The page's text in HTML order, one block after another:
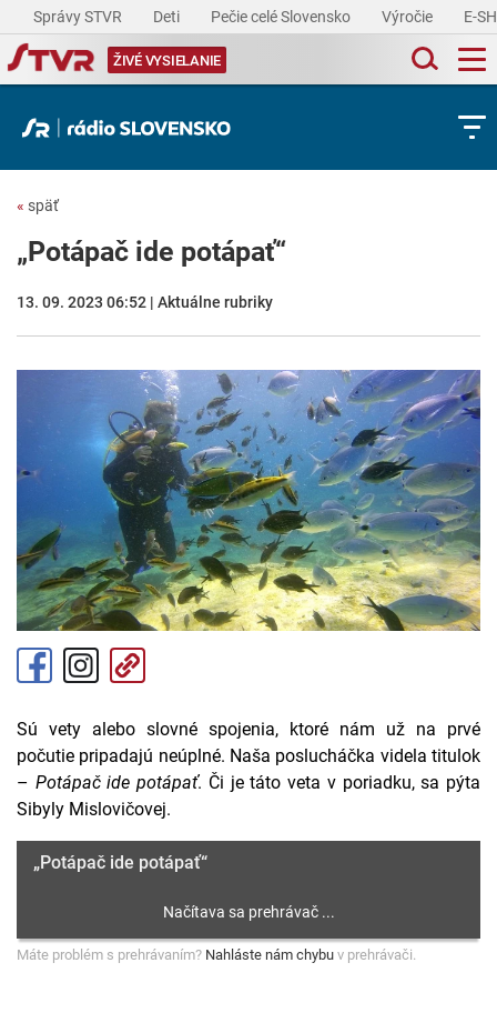
Správy STVR Deti Pečie celé Slovensko Výročie E-
ŽIVÉ VYSIELANIE
« späť
„Potápač ide potápať“
13. 09. 2023 06:52 | Aktuálne rubriky
Sú vety alebo slovné spojenia, ktoré nám už na prvé
počutie pripadajú neúplné. Naša poslucháčka videla titulok
– Potápač ide potápať. Či je táto veta v poriadku, sa pýta
Sibyly Mislovičovej.
„Potápač ide potápať“
Máte problém s prehrávaním? Nahláste nám chybu v prehrávači.